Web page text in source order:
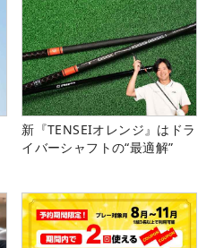
新『TENSEIオレンジ』はドラ
イバーシャフトの“最適解”